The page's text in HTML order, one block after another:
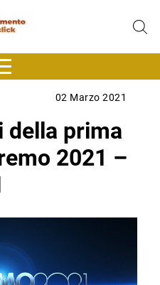
02 Marzo 2021
prima
2021 –